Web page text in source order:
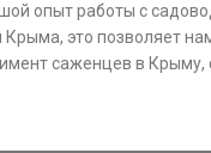
опыт работы с
это позволяет
саженцев в Крыму,